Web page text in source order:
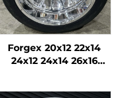
Forgex 20x12 22x14
24x12 24x14 26x16